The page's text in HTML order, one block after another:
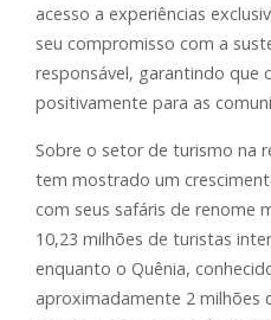
acesso a experiências
seu compromisso com a
responsável, garantindo que
positivamente para as
Sobre o setor de turismo na
tem mostrado um
com seus safáris de renome
10,23 milhões de turistas
enquanto o Quênia,
aproximadamente 2 milhões